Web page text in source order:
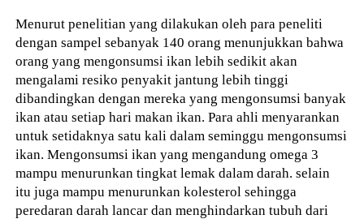
Menurut penelitian yang dilakukan oleh para peneliti
dengan sampel sebanyak 140 orang menunjukkan bahwa
orang yang mengonsumsi ikan lebih sedikit akan
mengalami resiko penyakit jantung lebih tinggi
dibandingkan dengan mereka yang mengonsumsi banyak
ikan atau setiap hari makan ikan. Para ahli menyarankan
untuk setidaknya satu kali dalam seminggu mengonsumsi
ikan. Mengonsumsi ikan yang mengandung omega 3
mampu menurunkan tingkat lemak dalam darah. selain
itu juga mampu menurunkan kolesterol sehingga
peredaran darah lancar dan menghindarkan tubuh dari